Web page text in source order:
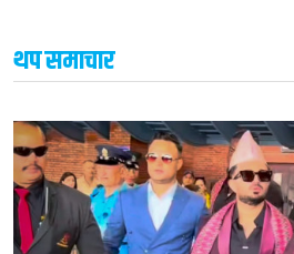
थप समाचार